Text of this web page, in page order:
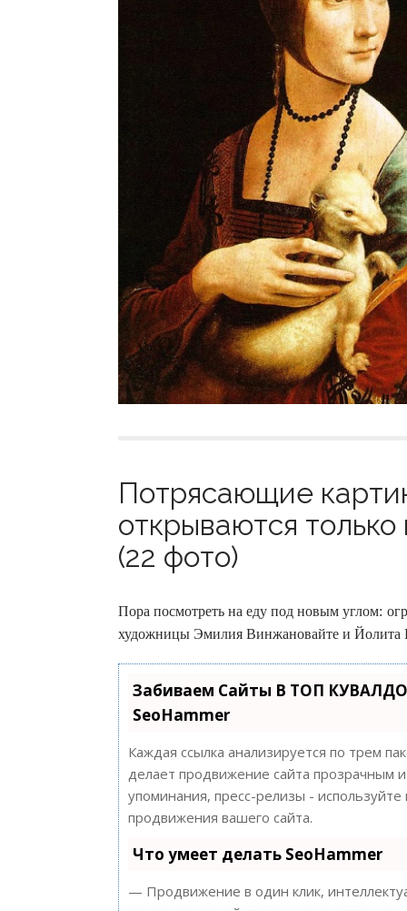
Потрясающие
открываются
(22 фото)
Пора посмотреть на еду под новым углом:
художницы Эмилия Винжановайте и Йолита
Забиваем Сайты В ТОП
SeoHammer
Каждая ссылка анализируется по трем
делает продвижение сайта прозрачным
упоминания, пресс-релизы -
продвижения вашего сайта.
Что умеет делать SeoHammer
— Продвижение в один клик,